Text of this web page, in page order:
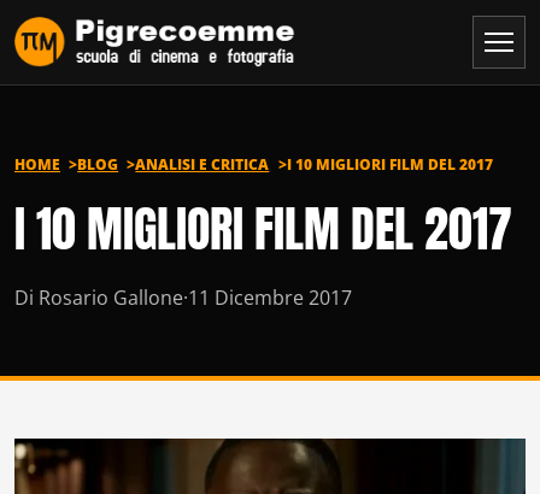
Vai al contenuto
HOME BLOG ANALISI E CRITICA I 10 MIGLIORI FILM DEL 2017
I 10 MIGLIORI FILM DEL 2017
Di Rosario Gallone·11 Dicembre 2017